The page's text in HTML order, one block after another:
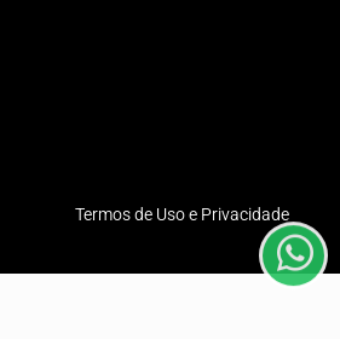
Termos de Uso e Privacidade